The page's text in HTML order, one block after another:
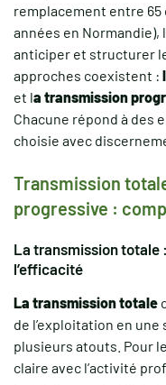
remplacement entre 65
années en
anticiper et structurer
approches coexistent :
et la transmission
Chacune répond à des
choisie avec
Transmission
progressive :
La transmission totale
l’efficacité
La transmission totale
de l’exploitation en
plusieurs atouts. Pour
claire avec l’activité